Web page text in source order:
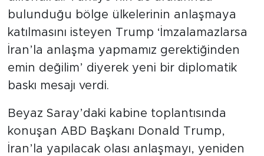
bulunduğu bölge ülkelerinin anlaşmaya
katılmasını isteyen Trump ‘İmzalamazlarsa
İran’la anlaşma yapmamız gerektiğinden
emin değilim’ diyerek yeni bir diplomatik
baskı mesajı verdi.
Beyaz Saray’daki kabine toplantısında
konuşan ABD Başkanı Donald Trump,
İran’la yapılacak olası anlaşmayı, yeniden